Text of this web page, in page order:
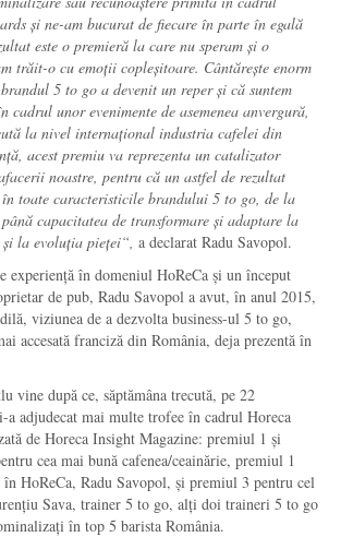
și ne-am bucurat de fiecare în parte în egală
este o premieră la care nu speram și o
trăit-o cu emoții copleșitoare. Cântărește enorm
5 to go a devenit un reper și că suntem
cadrul unor evenimente de asemenea anvergură,
la nivel internațional industria cafelei din
acest premiu va reprezenta un catalizator
noastre, pentru că un astfel de rezultat
toate caracteristicile brandului 5 to go, de la
capacitatea de transformare și adaptare la
la evoluția pieței“, a declarat Radu Savopol.
experiență în domeniul HoReCa și un început
de pub, Radu Savopol a avut, în anul 2015,
viziunea de a dezvolta business-ul 5 to go,
accesată franciză din România, deja prezentă în
vine după ce, săptămâna trecută, pe 22
a adjudecat mai multe trofee în cadrul Horeca
de Horeca Insight Magazine: premiul 1 și
cea mai bună cafenea/ceainărie, premiul 1
HoReCa, Radu Savopol, și premiul 3 pentru cel
Sava, trainer 5 to go, alți doi traineri 5 to go
în top 5 barista România.